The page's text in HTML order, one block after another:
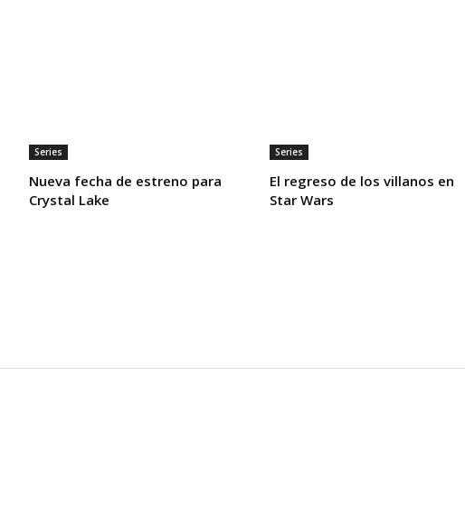
Series
Nueva fecha de estreno para
Crystal Lake
Series
El regreso de los villanos en
Star Wars